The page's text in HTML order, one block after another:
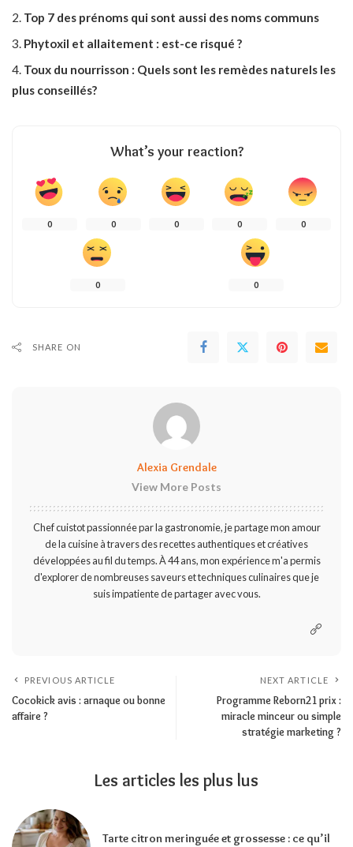
Top 7 des prénoms qui sont aussi des noms communs
Phytoxil et allaitement : est-ce risqué ?
Toux du nourrisson : Quels sont les remèdes naturels les
plus conseillés?
What’s your reaction?
0 0 0 0 0
0 0
SHARE ON
Alexia Grendale
View More Posts
Chef cuistot passionnée par la gastronomie, je partage mon amour
de la cuisine à travers des recettes authentiques et créatives
développées au fil du temps. À 44 ans, mon expérience m'a permis
d'explorer de nombreuses saveurs et techniques culinaires que je
suis impatiente de partager avec vous.
PREVIOUS ARTICLE
Cocokick avis : arnaque ou bonne
affaire ?
NEXT ARTICLE
Programme Reborn21 prix :
miracle minceur ou simple
stratégie marketing ?
Les articles les plus lus
Tarte citron meringuée et grossesse : ce qu’il